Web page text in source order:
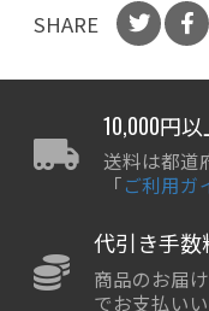
SHARE
10,000円
送料は都道
「ご利用ガ
代引き手数
商品のお届
でお支払い